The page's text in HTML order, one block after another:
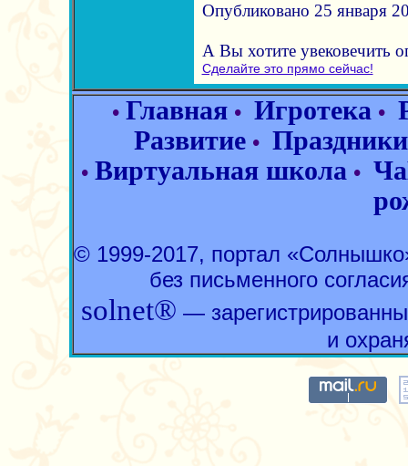
Опубликовано 25 января
А Вы хотите увековечить
Сделайте это прямо сейчас!
• Главная • Игротека •
Развитие• Праздники
• Виртуальная школа •
© 1999-2017, портал
без письменного
solnet® —
и